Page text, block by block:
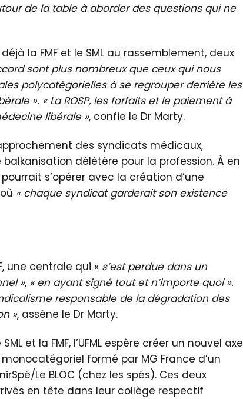
de la table à aborder des questions qui ne
la FMF et le SML au rassemblement, deux
sont plus nombreux que ceux qui nous
polycatégorielles à se regrouper derrière les
». « La ROSP, les forfaits et le paiement à
libérale », confie le Dr Marty.
des syndicats médicaux,
délétère pour la profession. À en
s’opérer avec la création d’une
« chaque syndicat garderait son existence
une centrale qui « s’est perdue dans un
», « en ayant signé tout et n’importe quoi ».
responsable de la dégradation des
», assène le Dr Marty.
et la FMF, l’UFML espère créer un nouvel axe
formé par MG France d’un
Le BLOC (chez les spés). Ces deux
en tête dans leur collège respectif